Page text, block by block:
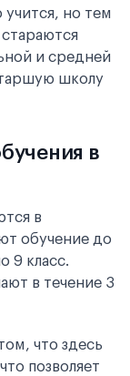
учится, но тем
и средней
школу
в
в
обучение до
9 класс.
в течение 3
что здесь
позволяет